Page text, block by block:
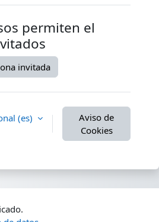
permiten el
invitada
‎(es)‎
Aviso de
Cookies